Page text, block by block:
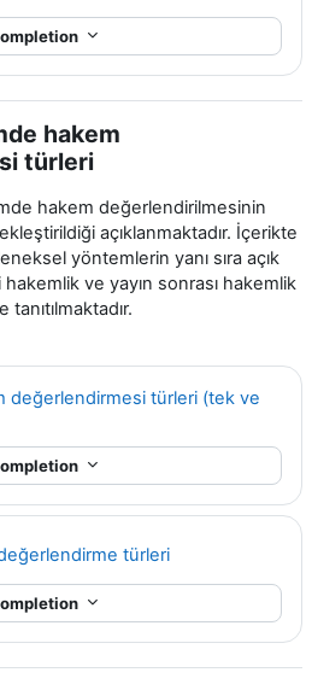
hakem
türleri
hakem değerlendirilmesinin
açıklanmaktadır. İçerikte
yöntemlerin yanı sıra açık
ve yayın sonrası hakemlik
değerlendirmesi türleri (tek ve
türleriPage